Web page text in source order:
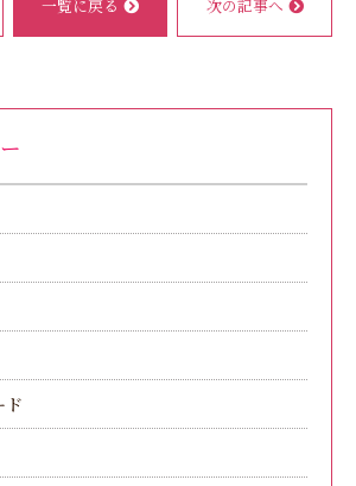
一覧に戻る 次の記事へ
ド